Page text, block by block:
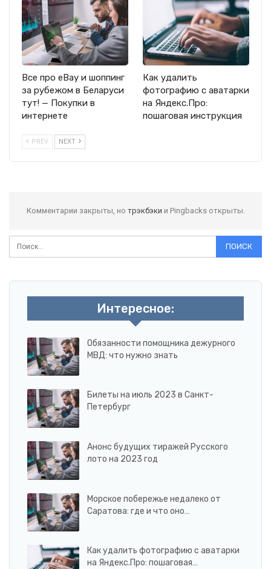
Все про eBay и шоппинг
за рубежом в Беларуси
тут! — Покупки в
интернете
Как удалить
фотографию с аватарки
на Яндекс.Про:
пошаговая инструкция
PREV NEXT
Комментарии закрыты, но трэкбэки и Pingbacks открыты.
Интересное:
Обязанности помощника дежурного
МВД: что нужно знать
Билеты на июль 2023 в Санкт-
Петербург
Анонс будущих тиражей Русского
лото на 2023 год
Морское побережье недалеко от
Саратова: где и что оно…
Как удалить фотографию с аватарки
на Яндекс.Про: пошаговая…